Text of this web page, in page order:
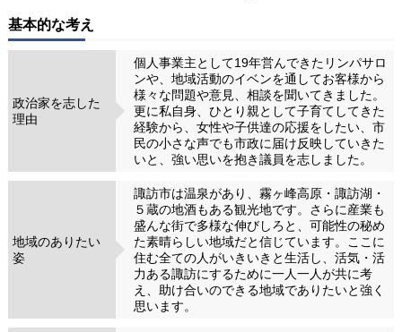
基本的な考え
政治家を志した
理由
個人事業主として19年営んできたリンパサロ
ンや、地域活動のイベンを通してお客様から
様々な問題や意見、相談を聞いてきました。
更に私自身、ひとり親として子育てしてきた
経験から、女性や子供達の応援をしたい、市
民の小さな声でも市政に届け反映していきた
いと、強い思いを抱き議員を志しました。
地域のありたい
姿
諏訪市は温泉があり、霧ヶ峰高原・諏訪湖・
５蔵の地酒もある観光地です。さらに産業も
盛んな街で多様な伸びしろと、可能性の秘め
た素晴らしい地域だと信じています。ここに
住む全ての人がいきいきと生活し、活気・活
力ある諏訪にするために一人一人が共に考
え、助け合いのできる地域でありたいと強く
思います。